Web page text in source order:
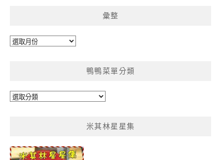
彙整
彙
鴨鴨菜單分類
鴨
類
米其林星星集